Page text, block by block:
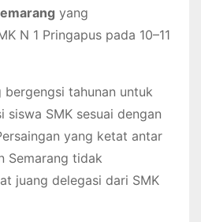
yang
N 1 Pringapus pada 10–11
bergengsi tahunan untuk
siswa SMK sesuai dengan
yang ketat antar
Semarang tidak
juang delegasi dari SMK